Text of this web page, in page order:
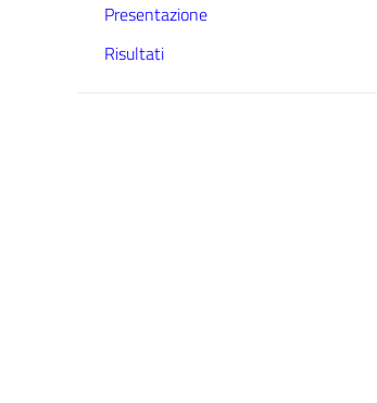
Presentazione
Risultati